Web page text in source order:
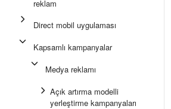
reklam
Direct mobil uygulaması
Kapsamlı kampanyalar
Medya reklamı
Açık artırma modelli
yerleştirme kampanyaları